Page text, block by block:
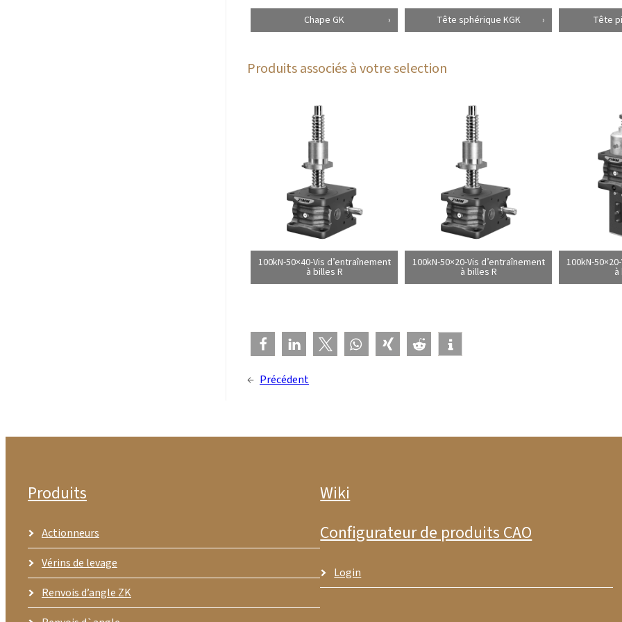
Chape GK Tête sphérique KGK Tête
Produits associés à votre selection
100kN-50×40-Vis d’entraînement
à billes R
100kN-50×20-Vis d’entraînement
à billes R
100kN-
← Précédent
Produits
Actionneurs
Vérins de levage
Renvois d’angle ZK
Wiki
Configurateur de produits CAO
Login